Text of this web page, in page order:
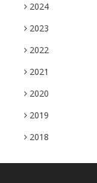
2024
2023
2022
2021
2020
2019
2018